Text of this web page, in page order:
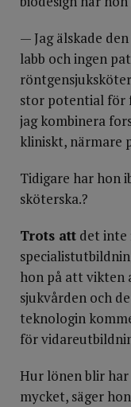
— Jag älskade
labb och ingen
stor potential för
jag kombinera
kliniskt, närmare
Tidigare har hon
sköterska.?
Trots att det inte
hon på att vikten
sjukvården och
teknologin
för
Hur lönen blir
mycket, säger